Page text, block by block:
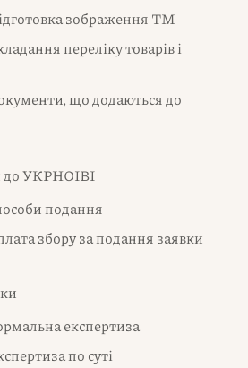
зображення ТМ
переліку товарів і
що додаються до
до УКРНОІВІ
подання
збору за подання заявки
експертиза
по суті